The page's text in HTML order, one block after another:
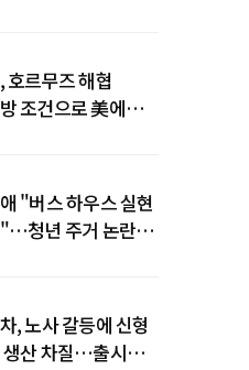
호르무즈 해협
조건으로 美에
"버스 하우스 실현
청년 주거 논란
, 노사 갈등에 신형
생산 차질…출시